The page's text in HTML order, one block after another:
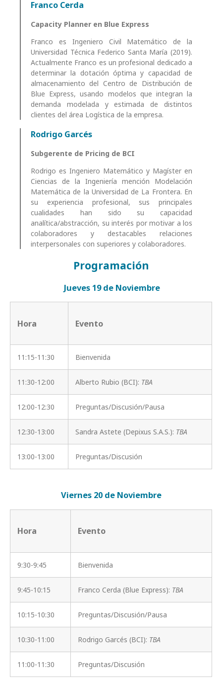
Franco Cerda
Capacity Planner en Blue Express
Franco es Ingeniero Civil Matemático de la
Universidad Técnica Federico Santa María (2019).
Actualmente Franco es un profesional dedicado a
determinar la dotación óptima y capacidad de
almacenamiento del Centro de Distribución de
Blue Express, usando modelos que integran la
demanda modelada y estimada de distintos
clientes del área Logística de la empresa.
Rodrigo Garcés
Subgerente de Pricing de BCI
Rodrigo es Ingeniero Matemático y Magíster en
Ciencias de la Ingeniería mención Modelación
Matemática de la Universidad de La Frontera. En
su experiencia profesional, sus principales
cualidades han sido su capacidad
analítica/abstracción, su interés por motivar a los
colaboradores y destacables relaciones
interpersonales con superiores y colaboradores.
Programación
Jueves 19 de Noviembre
Hora Evento
11:15-11:30 Bienvenida
11:30-12:00 Alberto Rubio (BCI): TBA
12:00-12:30 Preguntas/Discusión/Pausa
12:30-13:00 Sandra Astete (Depixus S.A.S.): TBA
13:00-13:00 Preguntas/Discusión
Viernes 20 de Noviembre
Hora Evento
9:30-9:45 Bienvenida
9:45-10:15 Franco Cerda (Blue Express): TBA
10:15-10:30 Preguntas/Discusión/Pausa
10:30-11:00 Rodrigo Garcés (BCI): TBA
11:00-11:30 Preguntas/Discusión